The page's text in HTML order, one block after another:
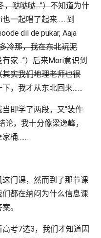
哒哒哒...”）不知道为什
一起唱了起来……到
dil de pukar, Aaja
冷那，我在东北玩泥
家...”）后来Mori意识到
其实我们地理老师也很
，我才从东北回来……
即学了两段，又“装作
论，我十分像梁逸峰，
家桶……
门课，然而到了那节课
都在纳闷为什么信息课
。
考7选3，我们才知道因